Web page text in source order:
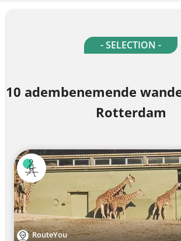
- SELECTION -
10 adembenemende
Rotterdam
RouteYou